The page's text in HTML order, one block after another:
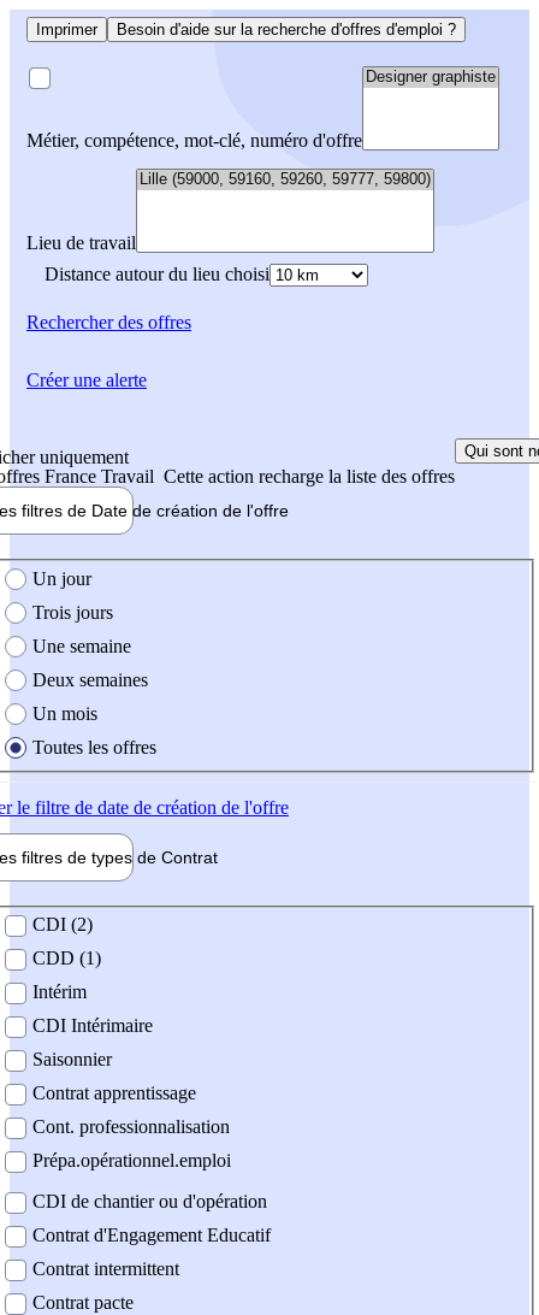
Imprimer Besoin d'aide sur la recherche d'offres d'emploi ?
Métier, compétence, mot-clé, numéro d'offre
Lieu de travail
Distance autour du lieu choisi
Rechercherdes offres
uniquement
France Travail Cette action recharge la liste des offres
Qui sont
filtres de Date de création de l'offre
création de l'offre
Un jour
Trois jours
Une semaine
Deux semaines
Un mois
Toutes les offres
le filtre de date de création de l'offre
filtres de types de Contrat
contrat
CDI (2)
CDD (1)
Intérim
CDI Intérimaire
Saisonnier
Contrat apprentissage
Cont. professionnalisation
Prépa.opérationnel.emploi
CDI de chantier ou d'opération
Contrat d'Engagement Educatif
Contrat intermittent
Contrat pacte
Créer une alerte